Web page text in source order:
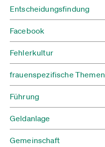
Entscheidungsfindung
Facebook
Fehlerkultur
frauenspezifische Themen
Führung
Geldanlage
Gemeinschaft